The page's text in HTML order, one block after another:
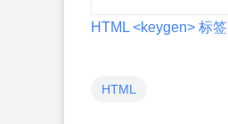
HTML <keygen> 标签
HTML